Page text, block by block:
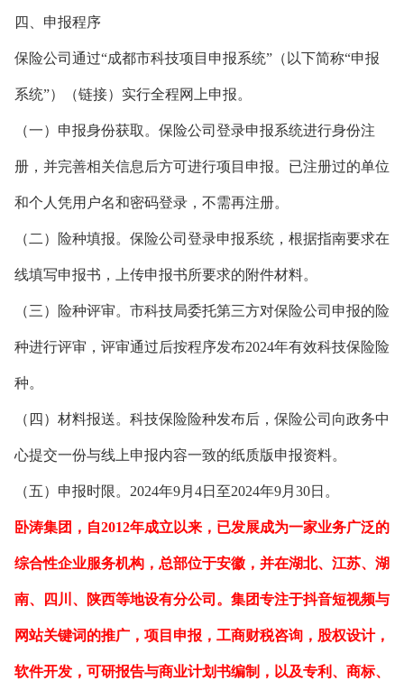
四、申报程序
保险公司通过“成都市科技项目申报系统”（以下简称“申报
系统”）（链接）实行全程网上申报。
（一）申报身份获取。保险公司登录申报系统进行身份注
册，并完善相关信息后方可进行项目申报。已注册过的单位
和个人凭用户名和密码登录，不需再注册。
（二）险种填报。保险公司登录申报系统，根据指南要求在
线填写申报书，上传申报书所要求的附件材料。
（三）险种评审。市科技局委托第三方对保险公司申报的险
种进行评审，评审通过后按程序发布2024年有效科技保险险
种。
（四）材料报送。科技保险险种发布后，保险公司向政务中
心提交一份与线上申报内容一致的纸质版申报资料。
（五）申报时限。2024年9月4日至2024年9月30日。
卧涛集团，自2012年成立以来，已发展成为一家业务广泛的
综合性企业服务机构，总部位于安徽，并在湖北、江苏、湖
南、四川、陕西等地设有分公司。集团专注于抖音短视频与
网站关键词的推广，项目申报，工商财税咨询，股权设计，
软件开发，可研报告与商业计划书编制，以及专利、商标、